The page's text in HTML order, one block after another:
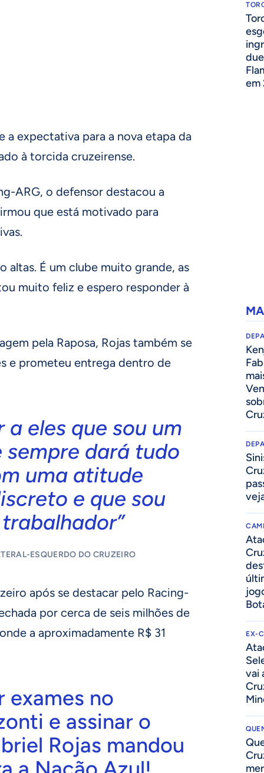
expectativa para a nova etapa da
à torcida cruzeirense.
ARG, o defensor destacou a
que está motivado para
altas. É um clube muito grande, as
muito feliz e espero responder à
pela Raposa, Rojas também se
e prometeu entrega dentro de
a eles que sou um
sempre dará tudo
uma atitude
e que sou
ESQUERDO DO CRUZEIRO
após se destacar pelo Racing-
por cerca de seis milhões de
a aproximadamente R$ 31
exames no
e assinar o
Rojas mandou
em
EX-
vai